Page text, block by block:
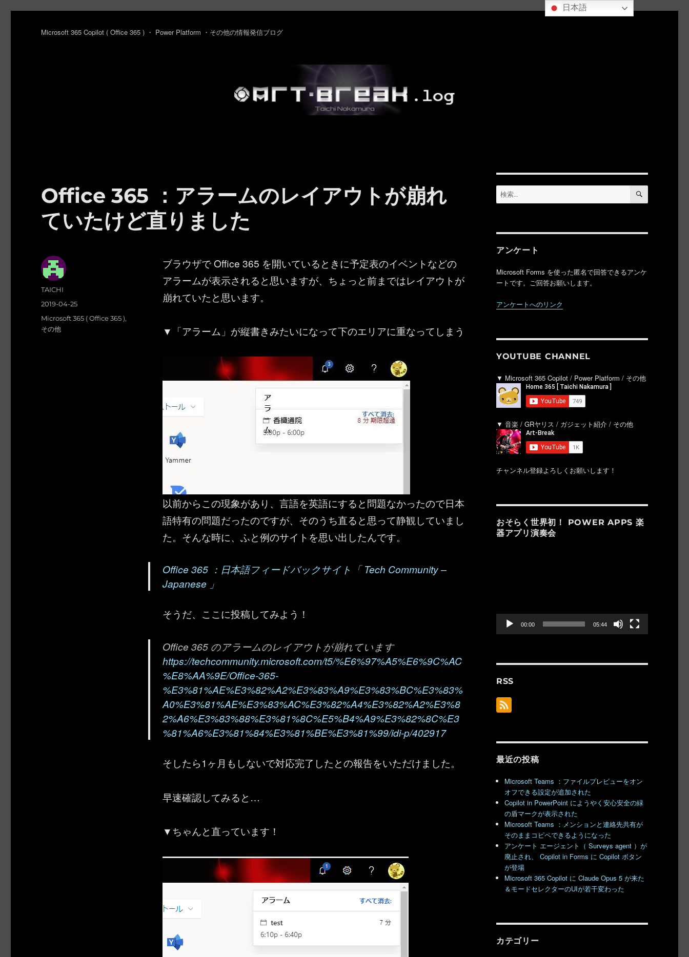
Microsoft 365 Copilot ( Office 365 ) ・ Power Platform ・その他の情報発信ブログ
Office 365 ：アラームのレイアウトが崩れ
ていたけど直りました
ブラウザで Office 365 を開いているときに予定表のイベントなどの
アラームが表示されると思いますが、ちょっと前まではレイアウトが
崩れていたと思います。
▼「アラーム」が縦書きみたいになって下のエリアに重なってしまう
以前からこの現象があり、言語を英語にすると問題なかったので日本
語特有の問題だったのですが、そのうち直ると思って静観していまし
た。そんな時に、ふと例のサイトを思い出したんです。
Office 365 ：日本語フィードバックサイト「 Tech Community –
Japanese 」
そうだ、ここに投稿してみよう！
Office 365 のアラームのレイアウトが崩れています
https://techcommunity.microsoft.com/t5/%E6%97%A5%E6%9C%AC
%E8%AA%9E/Office-365-
%E3%81%AE%E3%82%A2%E3%83%A9%E3%83%BC%E3%83%
A0%E3%81%AE%E3%83%AC%E3%82%A4%E3%82%A2%E3%8
2%A6%E3%83%88%E3%81%8C%E5%B4%A9%E3%82%8C%E3
%81%A6%E3%81%84%E3%81%BE%E3%81%99/idi-p/402917
そしたら1ヶ月もしないで対応完了したとの報告をいただけました。
早速確認してみると…
▼ちゃんと直っています！
投
稿
TAICHI
投
日:
2019-04-25
カ
テ
Microsoft 365 ( Office 365 ),
その他
検
索:
検
アンケート
Microsoft Forms を使った匿名で回答できるアンケ
ートです。ご回答お願いします。
アンケートへのリンク
YOUTUBE CHANNEL
▼ Microsoft 365 Copilot / Power Platform / その他
▼ 音楽 / GRヤリス / ガジェット紹介 / その他
チャンネル登録よろしくお願いします！
おそらく世界初！ POWER APPS 楽
器アプリ演奏会
00:00 05:44
RSS
最近の投稿
Microsoft Teams ：ファイルプレビューをオン
オフできる設定が追加された
Copilot in PowerPoint にようやく安心安全の緑
の盾マークが表示された
Microsoft Teams ：メンションと連絡先共有が
そのままコピペできるようになった
アンケート エージェント（ Surveys agent ）が
廃止され、 Copilot in Forms に Copilot ボタン
が登場
Microsoft 365 Copilot に Claude Opus 5 が来た
＆モードセレクターのUIが若干変わった
カテゴリー
日本語